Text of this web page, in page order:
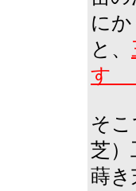
に
と、
す
そ
芝）
蒔き